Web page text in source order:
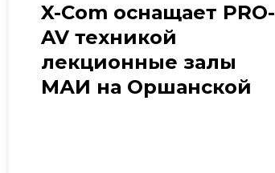
X-Com оснащает PRO-
AV техникой
лекционные залы
МАИ на Оршанской